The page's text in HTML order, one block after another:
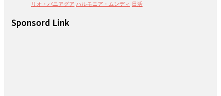
リオ・パニアグア ハルモニア・ムンディ 日活
Sponsord Link